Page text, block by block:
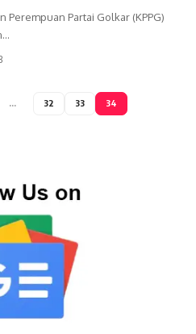
Perempuan Partai Golkar (KPPG)
… 32 33 34